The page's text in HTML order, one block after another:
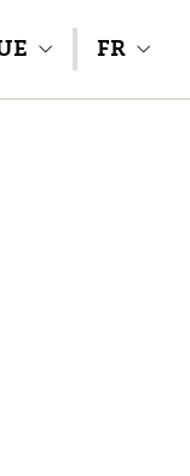
FR